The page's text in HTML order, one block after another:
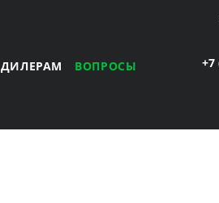
ДИЛЕРАМ ВОПРОСЫ +7